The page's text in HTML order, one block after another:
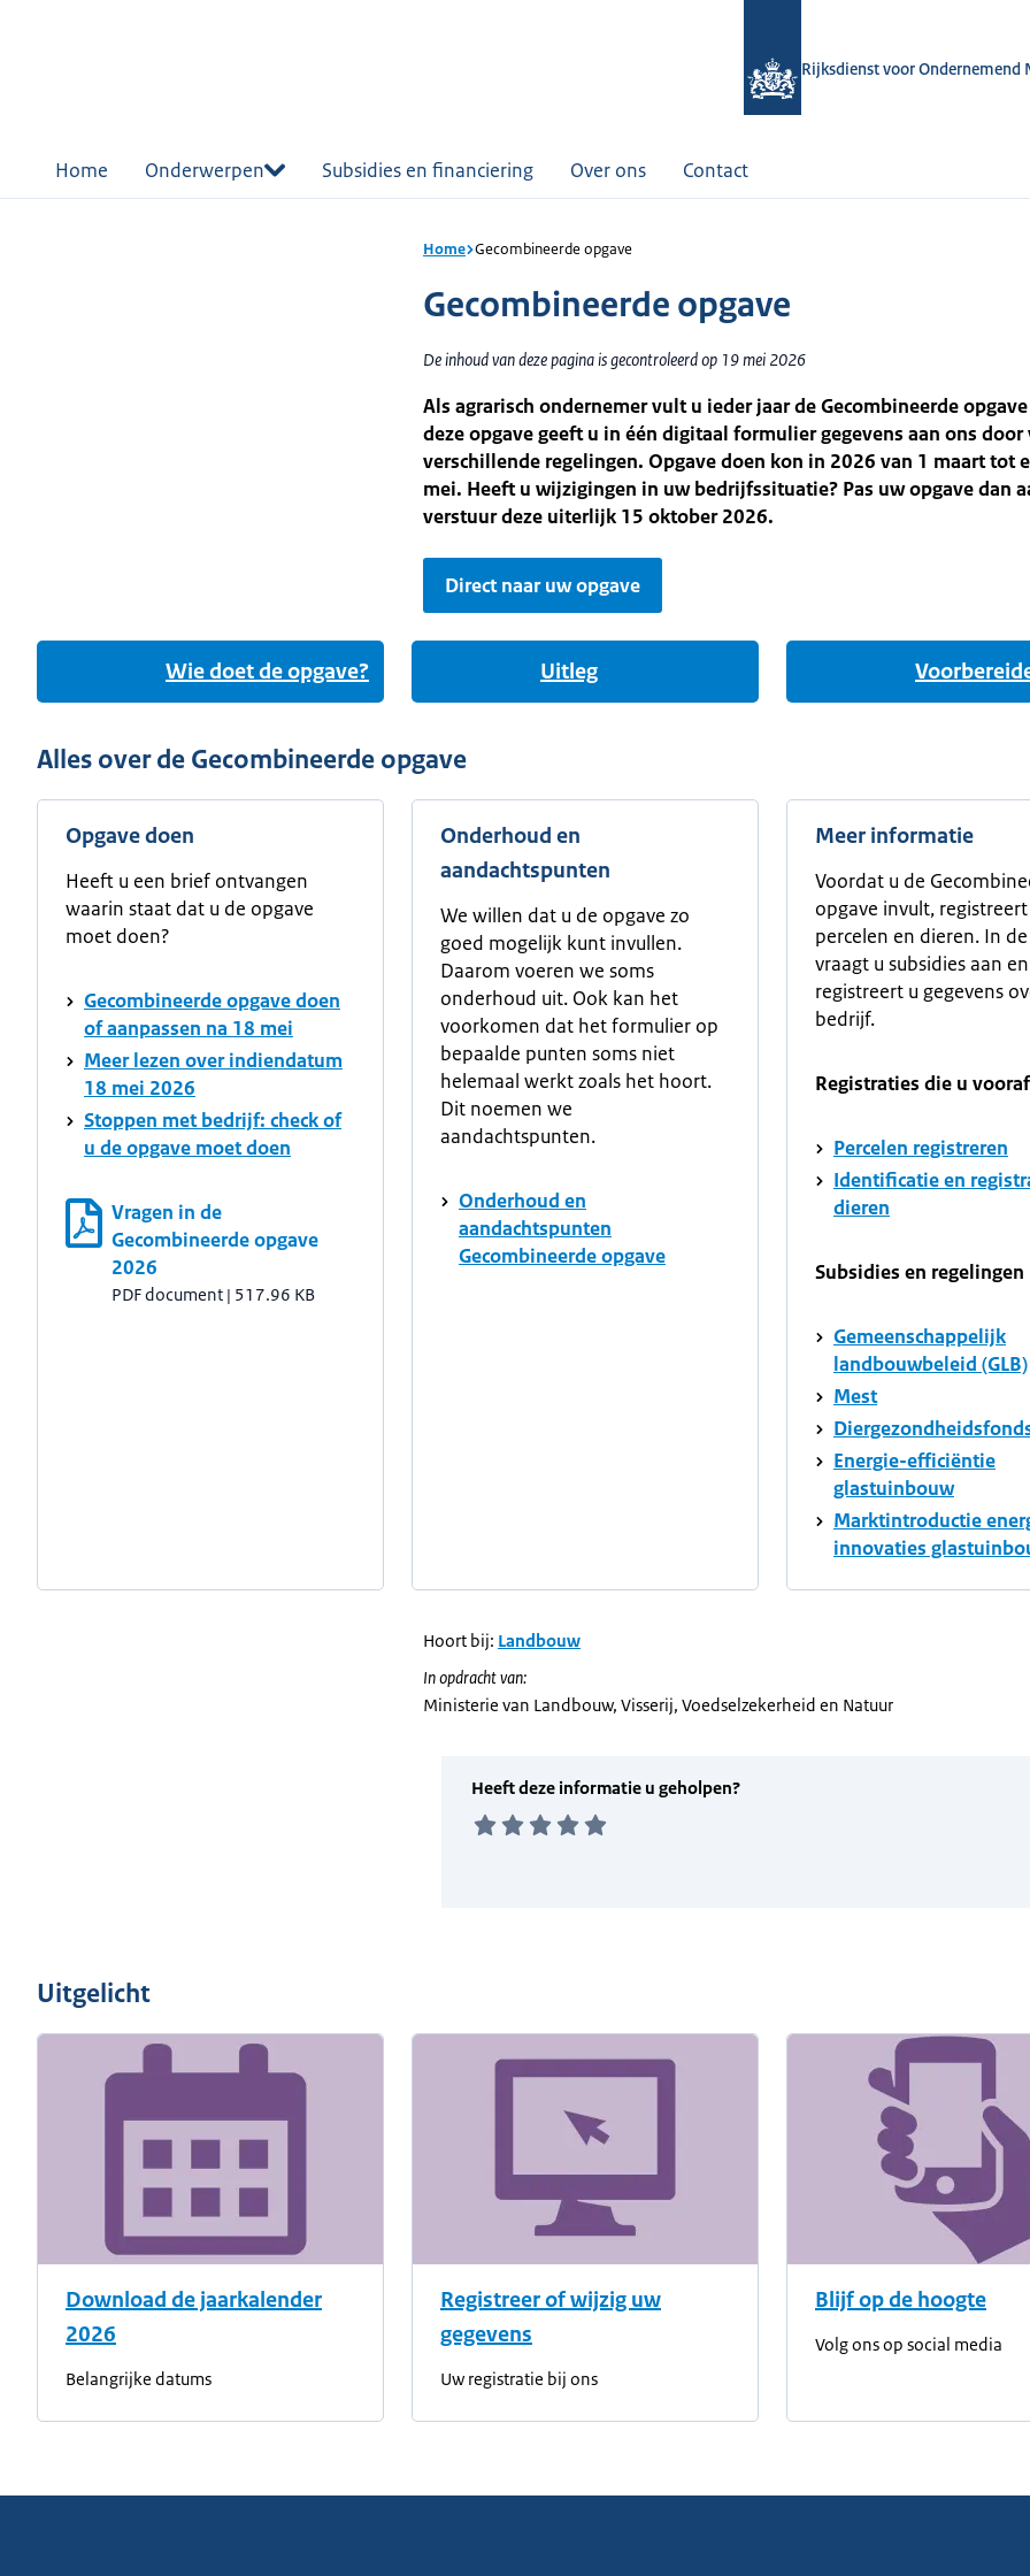
Rijksdienst voor Ondernemend
Home Onderwerpen Subsidies en financiering Over ons Contact
Home Gecombineerde opgave
Gecombineerde opgave
De inhoud van deze pagina is gecontroleerd op 19 mei 2026
Als agrarisch ondernemer vult u ieder jaar de Gecombineerde
deze opgave geeft u in één digitaal formulier gegevens aan ons door
verschillende regelingen. Opgave doen kon in 2026 van 1 maart tot
mei. Heeft u wijzigingen in uw bedrijfssituatie? Pas uw opgave dan
verstuur deze uiterlijk 15 oktober 2026.
Direct naar uw opgave
Wie doet de opgave? Uitleg
Alles over de Gecombineerde opgave
Opgave doen
Heeft u een brief ontvangen
waarin staat dat u de opgave
moet doen?
Gecombineerde opgave doen
of aanpassen na 18 mei
Meer lezen over indiendatum
18 mei 2026
Stoppen met bedrijf: check of
u de opgave moet doen
Vragen in de
Gecombineerde opgave
2026
PDF document | 517.96 KB
Onderhoud en
aandachtspunten
We willen dat u de opgave zo
goed mogelijk kunt invullen.
Daarom voeren we soms
onderhoud uit. Ook kan het
voorkomen dat het formulier op
bepaalde punten soms niet
helemaal werkt zoals het hoort.
Dit noemen we
aandachtspunten.
Onderhoud en
aandachtspunten
Gecombineerde opgave
Meer informatie
Voordat u de
opgave invult,
percelen en dieren. In
vraagt u subsidies aan en
registreert u gegevens
bedrijf.
Registraties die u
Percelen registreren
Identificatie en
dieren
Subsidies en regelingen
Gemeenschappelijk
landbouwbeleid (GLB)
Mest
Energie-efficiëntie
glastuinbouw
Marktintroductie
innovaties
Hoort bij: Landbouw
In opdracht van:
Ministerie van Landbouw, Visserij, Voedselzekerheid en Natuur
Uitgelicht
Download de jaarkalender
2026
Belangrijke datums
Registreer of wijzig uw
gegevens
Uw registratie bij ons
Blijf op de hoogte
Volg ons op social media